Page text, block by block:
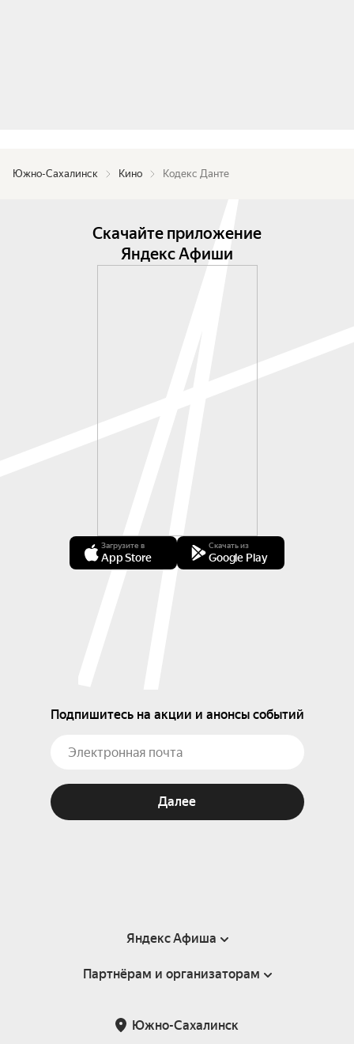
Южно-Сахалинск Кино Кодекс Данте
Скачайте приложение
Яндекс Афиши
Загрузите в
App Store
Скачать из
Google Play
Подпишитесь на акции и анонсы событий
Далее
Яндекс Афиша
Справка
Подарочные сертификаты
Партнёрам и организаторам
Южно-Сахалинск